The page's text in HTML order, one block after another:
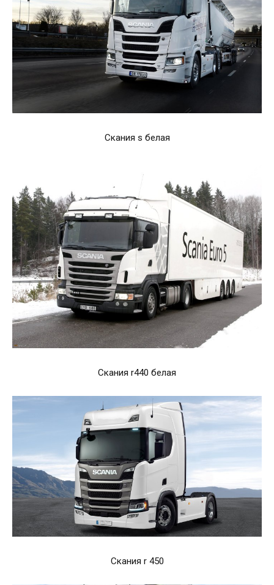
Скания s белая
Скания r440 белая
Скания r 450